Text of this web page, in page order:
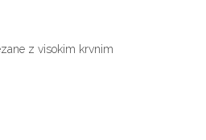
z visokim krvnim